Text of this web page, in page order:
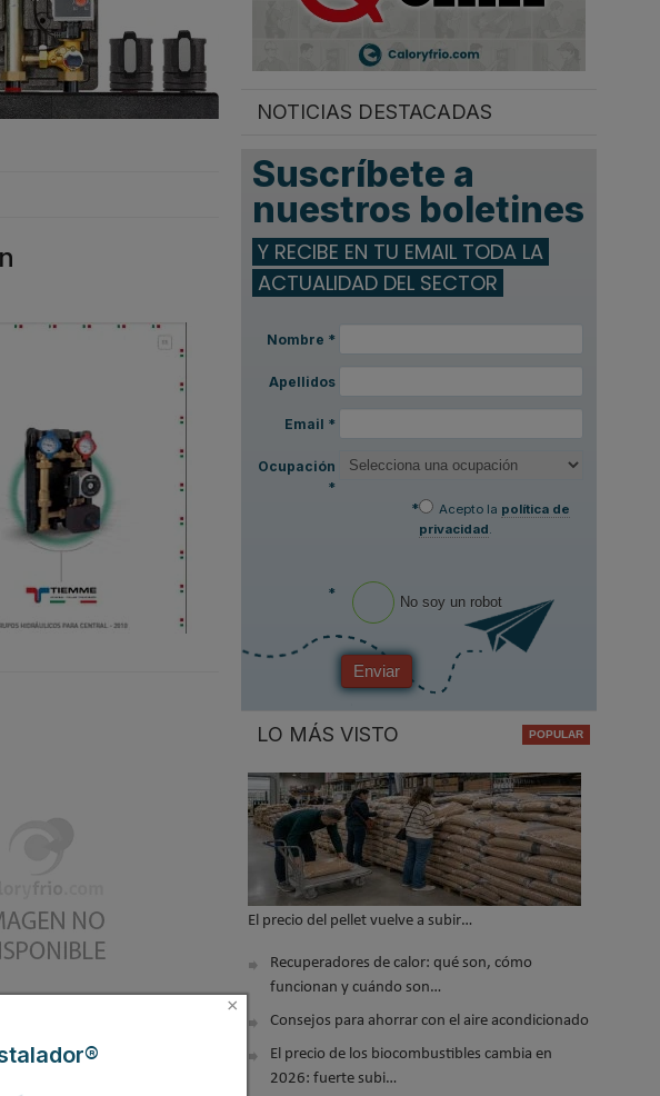
NOTICIAS DESTACADAS
Suscríbete a
nuestros boletines
Y RECIBE EN TU EMAIL TODA LA
ACTUALIDAD DEL SECTOR
Nombre *
Apellidos
Email *
Ocupación
*
*
Acepto la política de
privacidad.
* No soy un robot
Enviar
LO MÁS VISTO
El precio del pellet vuelve a subir…
Recuperadores de calor: qué son, cómo
funcionan y cuándo son…
Consejos para ahorrar con el aire acondicionado
El precio de los biocombustibles cambia en
2026: fuerte subi…
×